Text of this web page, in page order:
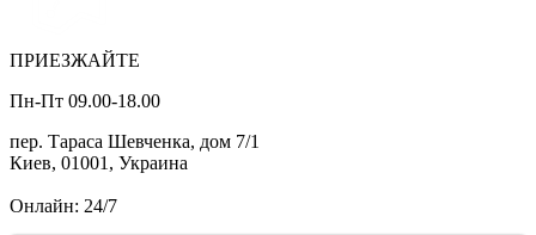
ПРИЕЗЖАЙТЕ
Пн-Пт 09.00-18.00
пер. Тараса Шевченка, дом 7/1
Киев, 01001, Украина
Онлайн: 24/7